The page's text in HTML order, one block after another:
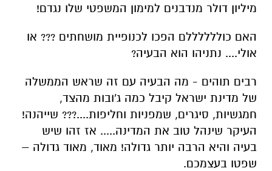
מיליון דולר מנדבנים למימון המשפטי שלו נגדם!
האם כוללללללם הפכו לכנופיית מושחתים ??? או
אולי.... נתניהו הוא הבעיה?
רבים תוהים - מה הבעיה עם זה שראש הממשלה
של מדינת ישראל קיבל כמה ג'ובות מהצד,
חמגשיות, סיגרים, שמפניות וחליפות....??? שייהנה!
העיקר שינהל טוב את המדינה..... אז זהו שיש
בעיה והיא הרבה יותר גדולה! מאוד, מאוד גדולה –
שפטו בעצמכם.